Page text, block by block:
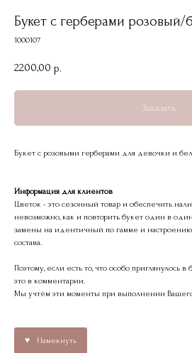
Букет с герберами розовый/
1000107
2200,00 р.
Заказать
Букет с розовыми герберами для девочки и
Информация для клиентов
Цветок - это сезонный товар и обеспечить
невозможно, как и повторить букет один в
замены на идентичный по гамме и
состава.
Поэтому, если есть то, что особо приглянулось
это в комментарии.
Мы учтём эти моменты при выполнении Вашего
Намекнуть